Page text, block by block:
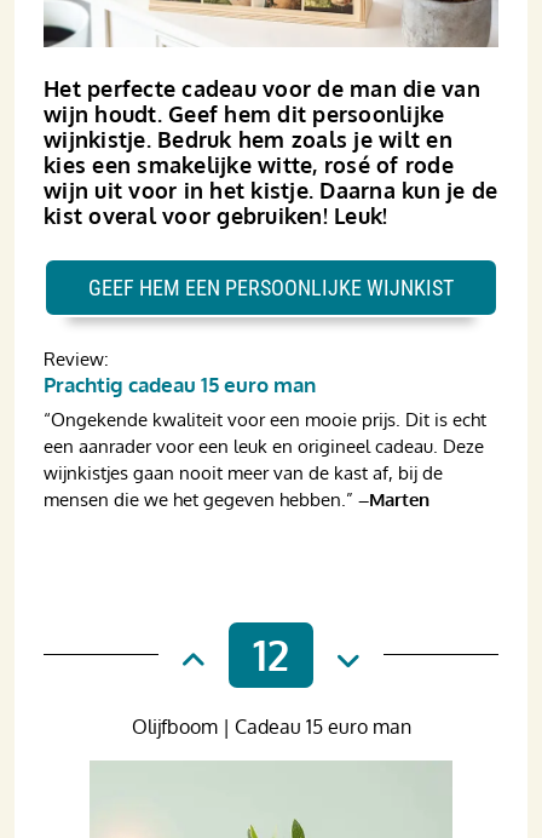
Het perfecte cadeau voor de man die van
wijn houdt. Geef hem dit persoonlijke
wijnkistje. Bedruk hem zoals je wilt en
kies een smakelijke witte, rosé of rode
wijn uit voor in het kistje. Daarna kun je de
kist overal voor gebruiken! Leuk!
Review:
Prachtig cadeau 15 euro man
“Ongekende kwaliteit voor een mooie prijs. Dit is echt
een aanrader voor een leuk en origineel cadeau. Deze
wijnkistjes gaan nooit meer van de kast af, bij de
mensen die we het gegeven hebben.” –Marten
GEEF HEM EEN PERSOONLIJKE WIJNKIST
12
Olijfboom | Cadeau 15 euro man